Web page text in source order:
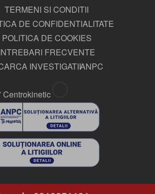
TERMENI SI CONDITII
DE CONFIDENTIALITATE
POLITICA DE COOKIES
FRECVENTE
INVESTIGATIIANPC
Centrokinetic